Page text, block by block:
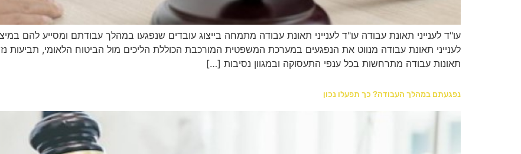
עו"ד לענייני תאונת עבודה עו"ד לענייני תאונת עבודה מתמחה בייצוג עובדים שנפגעו במהלך עבודתם ומסייע להם
לענייני תאונת עבודה מנווט את הנפגעים במערכת המשפטית המורכבת הכוללת הליכים מול הביטוח הלאומי, תביעות
תאונות עבודה מתרחשות בכל ענפי התעסוקה ובמגוון נסיבות […]
נפגעתם במהלך העבודה? כך תפעלו נכון